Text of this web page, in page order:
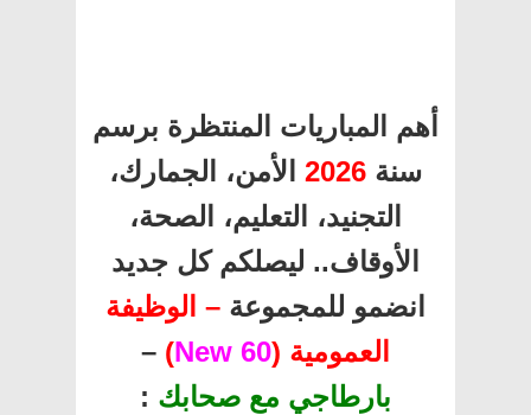
أهم المباريات المنتظرة برسم
سنة 2026 الأمن، الجمارك،
التجنيد، التعليم، الصحة،
الأوقاف.. ليصلكم كل جديد
انضمو للمجموعة – الوظيفة
العمومية (60 New
)
–
بارطاجي مع صحابك :